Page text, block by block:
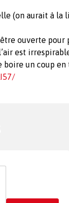
(on aurait à la
ouverte pour
est
boire un coup